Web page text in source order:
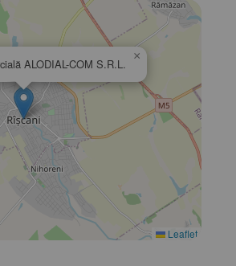
ALODIAL-COM S.R.L.
×
Leaflet